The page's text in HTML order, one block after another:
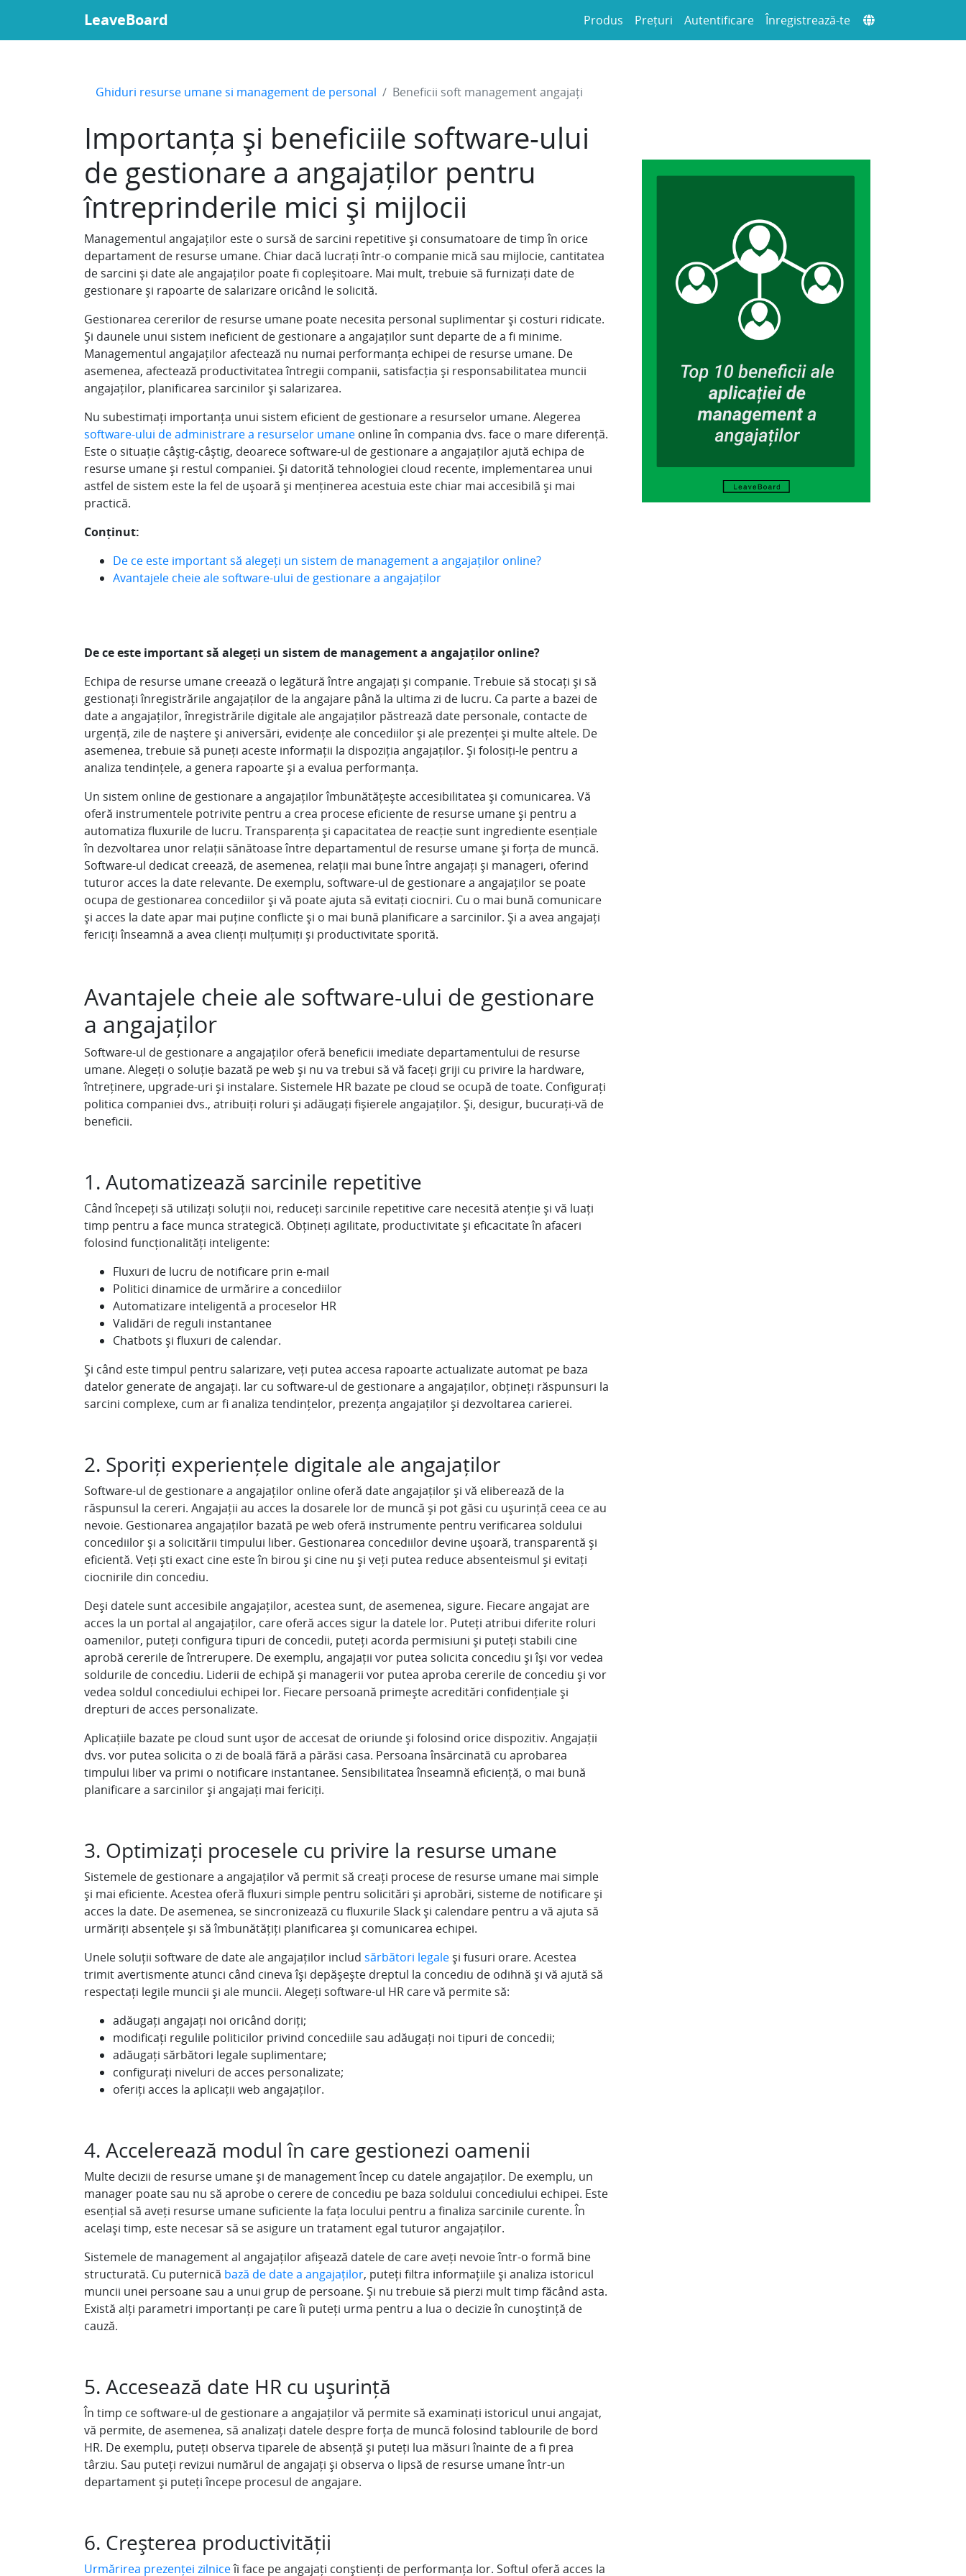
LeaveBoard Produs Prețuri Autentificare Înregistrează-te
Ghiduri resurse umane si management de personal Beneficii soft management angajați
Importanța și beneficiile software-ului
de gestionare a angajaților pentru
întreprinderile mici și mijlocii
Managementul angajaților este o sursă de sarcini repetitive și consumatoare de timp în orice
departament de resurse umane. Chiar dacă lucrați într-o companie mică sau mijlocie, cantitatea
de sarcini și date ale angajaților poate fi copleșitoare. Mai mult, trebuie să furnizați date de
gestionare și rapoarte de salarizare oricând le solicită.
Gestionarea cererilor de resurse umane poate necesita personal suplimentar și costuri ridicate.
Și daunele unui sistem ineficient de gestionare a angajaților sunt departe de a fi minime.
Managementul angajaților afectează nu numai performanța echipei de resurse umane. De
asemenea, afectează productivitatea întregii companii, satisfacția și responsabilitatea muncii
angajaților, planificarea sarcinilor și salarizarea.
Nu subestimați importanța unui sistem eficient de gestionare a resurselor umane. Alegerea
software-ului de administrare a resurselor umane online în compania dvs. face o mare diferență.
Este o situație câștig-câștig, deoarece software-ul de gestionare a angajaților ajută echipa de
resurse umane și restul companiei. Și datorită tehnologiei cloud recente, implementarea unui
astfel de sistem este la fel de ușoară și menținerea acestuia este chiar mai accesibilă și mai
practică.
Conținut:
De ce este important să alegeți un sistem de management a angajaților online?
Avantajele cheie ale software-ului de gestionare a angajaților
De ce este important să alegeți un sistem de management a angajaților online?
Echipa de resurse umane creează o legătură între angajați și companie. Trebuie să stocați și să
gestionați înregistrările angajaților de la angajare până la ultima zi de lucru. Ca parte a bazei de
date a angajaților, înregistrările digitale ale angajaților păstrează date personale, contacte de
urgență, zile de naștere și aniversări, evidențe ale concediilor și ale prezenței și multe altele. De
asemenea, trebuie să puneți aceste informații la dispoziția angajaților. Și folosiți-le pentru a
analiza tendințele, a genera rapoarte și a evalua performanța.
Un sistem online de gestionare a angajaților îmbunătățește accesibilitatea și comunicarea. Vă
oferă instrumentele potrivite pentru a crea procese eficiente de resurse umane și pentru a
automatiza fluxurile de lucru. Transparența și capacitatea de reacție sunt ingrediente esențiale
în dezvoltarea unor relații sănătoase între departamentul de resurse umane și forța de muncă.
Software-ul dedicat creează, de asemenea, relații mai bune între angajați și manageri, oferind
tuturor acces la date relevante. De exemplu, software-ul de gestionare a angajaților se poate
ocupa de gestionarea concediilor și vă poate ajuta să evitați ciocniri. Cu o mai bună comunicare
și acces la date apar mai puține conflicte și o mai bună planificare a sarcinilor. Și a avea angajați
fericiți înseamnă a avea clienți mulțumiți și productivitate sporită.
Avantajele cheie ale software-ului de gestionare
a angajaților
Software-ul de gestionare a angajaților oferă beneficii imediate departamentului de resurse
umane. Alegeți o soluție bazată pe web și nu va trebui să vă faceți griji cu privire la hardware,
întreținere, upgrade-uri și instalare. Sistemele HR bazate pe cloud se ocupă de toate. Configurați
politica companiei dvs., atribuiți roluri și adăugați fișierele angajaților. Și, desigur, bucurați-vă de
beneficii.
1. Automatizează sarcinile repetitive
Când începeți să utilizați soluții noi, reduceți sarcinile repetitive care necesită atenție și vă luați
timp pentru a face munca strategică. Obțineți agilitate, productivitate și eficacitate în afaceri
folosind funcționalități inteligente:
Fluxuri de lucru de notificare prin e-mail
Politici dinamice de urmărire a concediilor
Automatizare inteligentă a proceselor HR
Validări de reguli instantanee
Chatbots și fluxuri de calendar.
Și când este timpul pentru salarizare, veți putea accesa rapoarte actualizate automat pe baza
datelor generate de angajați. Iar cu software-ul de gestionare a angajaților, obțineți răspunsuri la
sarcini complexe, cum ar fi analiza tendințelor, prezența angajaților și dezvoltarea carierei.
2. Sporiți experiențele digitale ale angajaților
Software-ul de gestionare a angajaților online oferă date angajaților și vă eliberează de la
răspunsul la cereri. Angajații au acces la dosarele lor de muncă și pot găsi cu ușurință ceea ce au
nevoie. Gestionarea angajaților bazată pe web oferă instrumente pentru verificarea soldului
concediilor și a solicitării timpului liber. Gestionarea concediilor devine ușoară, transparentă și
eficientă. Veți ști exact cine este în birou și cine nu și veți putea reduce absenteismul și evitați
ciocnirile din concediu.
Deși datele sunt accesibile angajaților, acestea sunt, de asemenea, sigure. Fiecare angajat are
acces la un portal al angajaților, care oferă acces sigur la datele lor. Puteți atribui diferite roluri
oamenilor, puteți configura tipuri de concedii, puteți acorda permisiuni și puteți stabili cine
aprobă cererile de întrerupere. De exemplu, angajații vor putea solicita concediu și își vor vedea
soldurile de concediu. Liderii de echipă și managerii vor putea aproba cererile de concediu și vor
vedea soldul concediului echipei lor. Fiecare persoană primește acreditări confidențiale și
drepturi de acces personalizate.
Aplicațiile bazate pe cloud sunt ușor de accesat de oriunde și folosind orice dispozitiv. Angajații
dvs. vor putea solicita o zi de boală fără a părăsi casa. Persoana însărcinată cu aprobarea
timpului liber va primi o notificare instantanee. Sensibilitatea înseamnă eficiență, o mai bună
planificare a sarcinilor și angajați mai fericiți.
3. Optimizați procesele cu privire la resurse umane
Sistemele de gestionare a angajaților vă permit să creați procese de resurse umane mai simple
și mai eficiente. Acestea oferă fluxuri simple pentru solicitări și aprobări, sisteme de notificare și
acces la date. De asemenea, se sincronizează cu fluxurile Slack și calendare pentru a vă ajuta să
urmăriți absențele și să îmbunătățiți planificarea și comunicarea echipei.
Unele soluții software de date ale angajaților includ sărbători legale și fusuri orare. Acestea
trimit avertismente atunci când cineva își depășește dreptul la concediu de odihnă și vă ajută să
respectați legile muncii și ale muncii. Alegeți software-ul HR care vă permite să:
adăugați angajați noi oricând doriți;
modificați regulile politicilor privind concediile sau adăugați noi tipuri de concedii;
adăugați sărbători legale suplimentare;
configurați niveluri de acces personalizate;
oferiți acces la aplicații web angajaților.
4. Accelerează modul în care gestionezi oamenii
Multe decizii de resurse umane și de management încep cu datele angajaților. De exemplu, un
manager poate sau nu să aprobe o cerere de concediu pe baza soldului concediului echipei. Este
esențial să aveți resurse umane suficiente la fața locului pentru a finaliza sarcinile curente. În
același timp, este necesar să se asigure un tratament egal tuturor angajaților.
Sistemele de management al angajaților afișează datele de care aveți nevoie într-o formă bine
structurată. Cu puternică bază de date a angajaților, puteți filtra informațiile și analiza istoricul
muncii unei persoane sau a unui grup de persoane. Și nu trebuie să pierzi mult timp făcând asta.
Există alți parametri importanți pe care îi puteți urma pentru a lua o decizie în cunoștință de
cauză.
5. Accesează date HR cu ușurință
În timp ce software-ul de gestionare a angajaților vă permite să examinați istoricul unui angajat,
vă permite, de asemenea, să analizați datele despre forța de muncă folosind tablourile de bord
HR. De exemplu, puteți observa tiparele de absență și puteți lua măsuri înainte de a fi prea
târziu. Sau puteți revizui numărul de angajați și observa o lipsă de resurse umane într-un
departament și puteți începe procesul de angajare.
6. Creșterea productivității
Urmărirea prezenței zilniceîi face pe angajați conștienți de performanța lor. Softul oferă acces la